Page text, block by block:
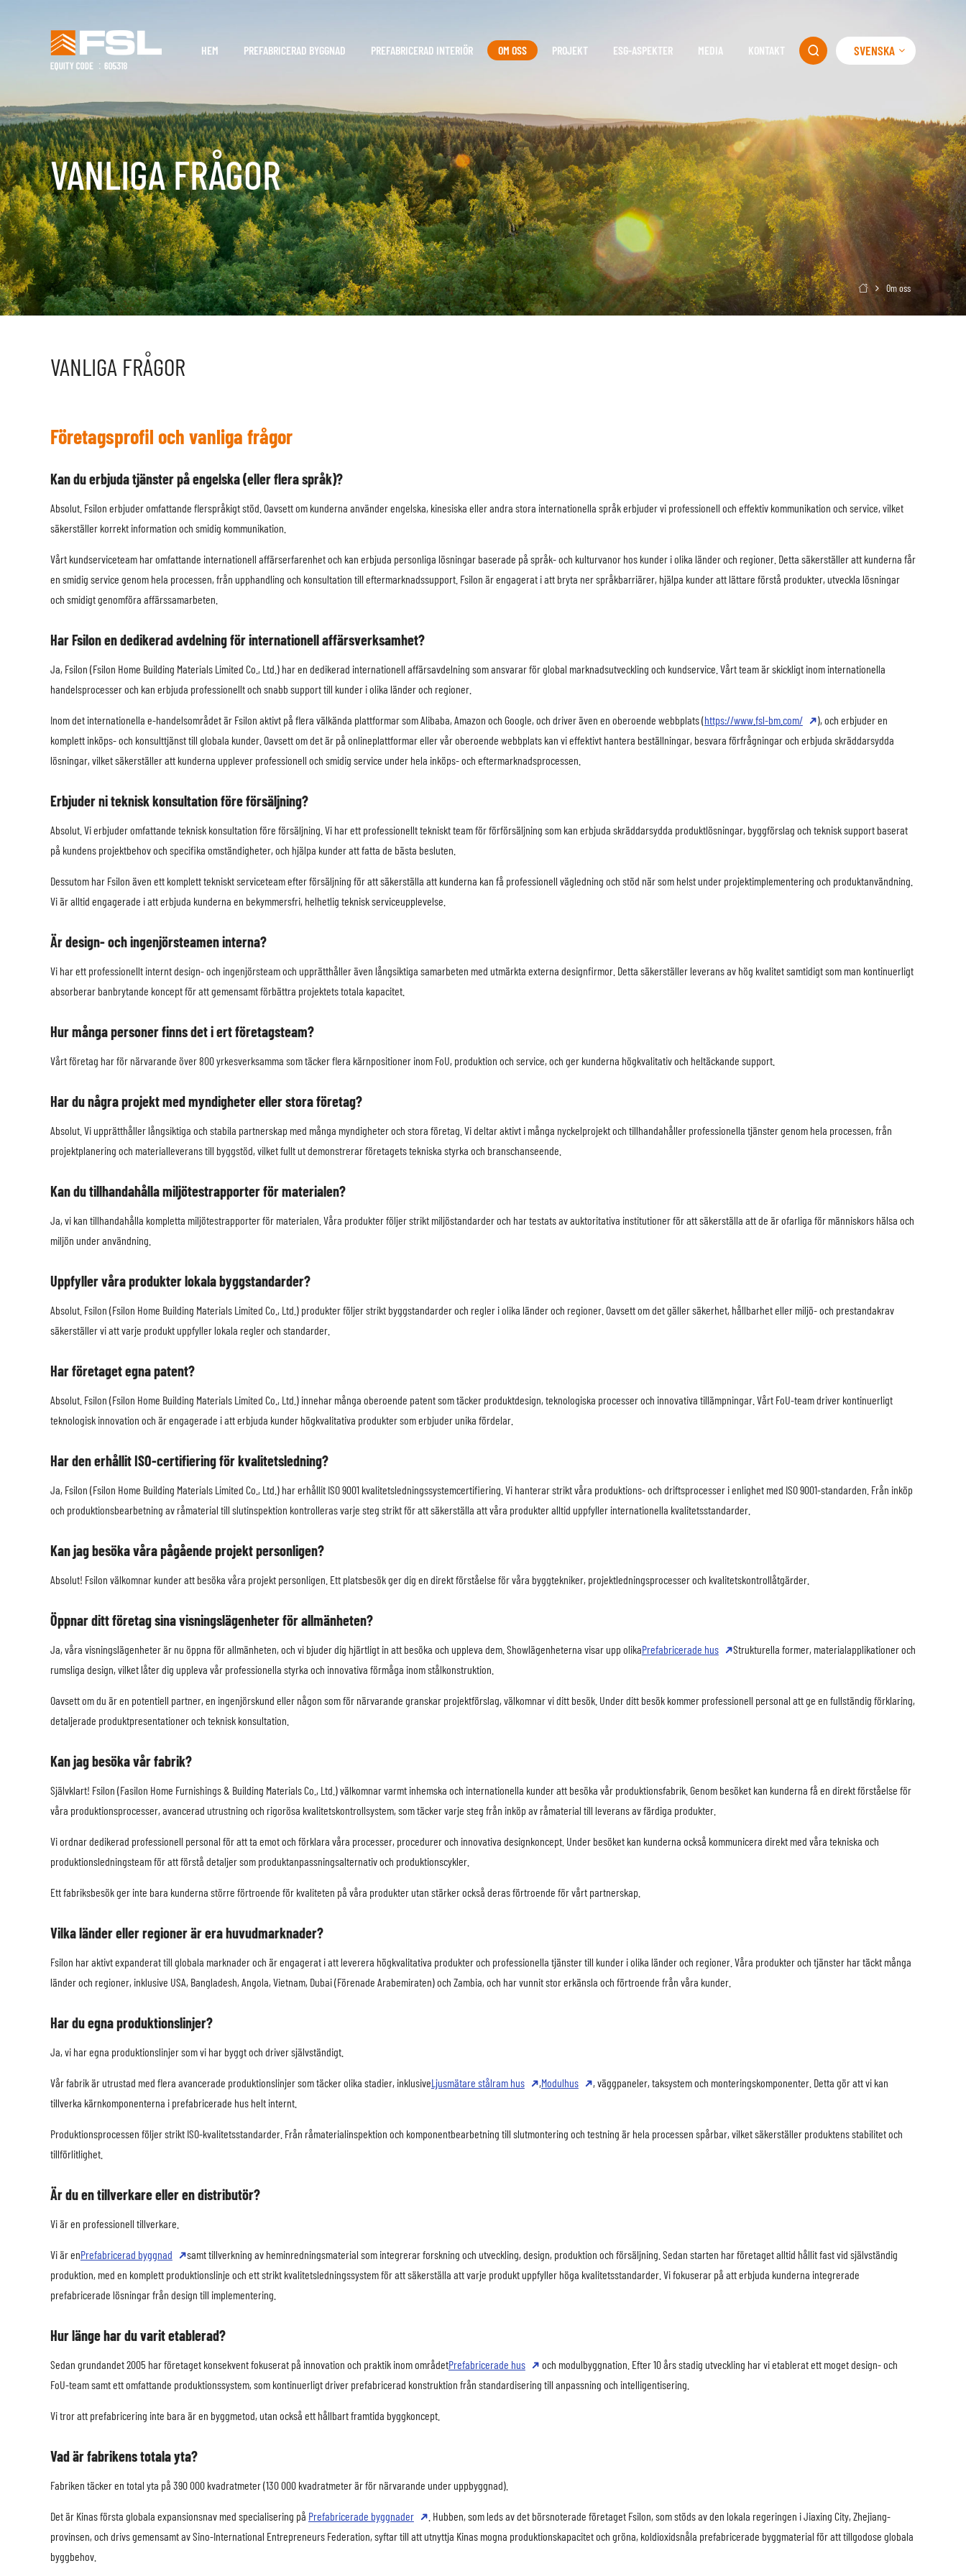
HEM PREFABRICERAD BYGGNAD PREFABRICERAD INTERIÖR OM OSS PROJEKT ESG-ASPEKTER MEDIA KONTAKT  SVENSKA
VANLIGA FRÅGOR
 Om oss
VANLIGA FRÅGOR
Företagsprofil och vanliga frågor
Kan du erbjuda tjänster på engelska (eller flera språk)?
Absolut. Fsilon erbjuder omfattande flerspråkigt stöd. Oavsett om kunderna använder engelska, kinesiska eller andra stora internationella språk erbjuder vi professionell och effektiv kommunikation och service, vilket
säkerställer korrekt information och smidig kommunikation.
Vårt kundserviceteam har omfattande internationell affärserfarenhet och kan erbjuda personliga lösningar baserade på språk- och kulturvanor hos kunder i olika länder och regioner. Detta säkerställer att kunderna får
en smidig service genom hela processen, från upphandling och konsultation till eftermarknadssupport. Fsilon är engagerat i att bryta ner språkbarriärer, hjälpa kunder att lättare förstå produkter, utveckla lösningar
och smidigt genomföra affärssamarbeten.
Har Fsilon en dedikerad avdelning för internationell affärsverksamhet?
Ja, Fsilon (Fsilon Home Building Materials Limited Co., Ltd.) har en dedikerad internationell affärsavdelning som ansvarar för global marknadsutveckling och kundservice. Vårt team är skickligt inom internationella
handelsprocesser och kan erbjuda professionellt och snabb support till kunder i olika länder och regioner.
Inom det internationella e-handelsområdet är Fsilon aktivt på flera välkända plattformar som Alibaba, Amazon och Google, och driver även en oberoende webbplats (https://www.fsl-bm.com/
), och erbjuder en
komplett inköps- och konsulttjänst till globala kunder. Oavsett om det är på onlineplattformar eller vår oberoende webbplats kan vi effektivt hantera beställningar, besvara förfrågningar och erbjuda skräddarsydda
lösningar, vilket säkerställer att kunderna upplever professionell och smidig service under hela inköps- och eftermarknadsprocessen.
Erbjuder ni teknisk konsultation före försäljning?
Absolut. Vi erbjuder omfattande teknisk konsultation före försäljning. Vi har ett professionellt tekniskt team för förförsäljning som kan erbjuda skräddarsydda produktlösningar, byggförslag och teknisk support baserat
på kundens projektbehov och specifika omständigheter, och hjälpa kunder att fatta de bästa besluten.
Dessutom har Fsilon även ett komplett tekniskt serviceteam efter försäljning för att säkerställa att kunderna kan få professionell vägledning och stöd när som helst under projektimplementering och produktanvändning.
Vi är alltid engagerade i att erbjuda kunderna en bekymmersfri, helhetlig teknisk serviceupplevelse.
Är design- och ingenjörsteamen interna?
Vi har ett professionellt internt design- och ingenjörsteam och upprätthåller även långsiktiga samarbeten med utmärkta externa designfirmor. Detta säkerställer leverans av hög kvalitet samtidigt som man kontinuerligt
absorberar banbrytande koncept för att gemensamt förbättra projektets totala kapacitet.
Hur många personer finns det i ert företagsteam?
Vårt företag har för närvarande över 800 yrkesverksamma som täcker flera kärnpositioner inom FoU, produktion och service, och ger kunderna högkvalitativ och heltäckande support.
Har du några projekt med myndigheter eller stora företag?
Absolut. Vi upprätthåller långsiktiga och stabila partnerskap med många myndigheter och stora företag. Vi deltar aktivt i många nyckelprojekt och tillhandahåller professionella tjänster genom hela processen, från
projektplanering och materialleverans till byggstöd, vilket fullt ut demonstrerar företagets tekniska styrka och branschanseende.
Kan du tillhandahålla miljötestrapporter för materialen?
Ja, vi kan tillhandahålla kompletta miljötestrapporter för materialen. Våra produkter följer strikt miljöstandarder och har testats av auktoritativa institutioner för att säkerställa att de är ofarliga för människors hälsa och
miljön under användning.
Uppfyller våra produkter lokala byggstandarder?
Absolut. Fsilon (Fsilon Home Building Materials Limited Co., Ltd.) produkter följer strikt byggstandarder och regler i olika länder och regioner. Oavsett om det gäller säkerhet, hållbarhet eller miljö- och prestandakrav
säkerställer vi att varje produkt uppfyller lokala regler och standarder.
Har företaget egna patent?
Absolut. Fsilon (Fsilon Home Building Materials Limited Co., Ltd.) innehar många oberoende patent som täcker produktdesign, teknologiska processer och innovativa tillämpningar. Vårt FoU-team driver kontinuerligt
teknologisk innovation och är engagerade i att erbjuda kunder högkvalitativa produkter som erbjuder unika fördelar.
Har den erhållit ISO-certifiering för kvalitetsledning?
Ja, Fsilon (Fsilon Home Building Materials Limited Co., Ltd.) har erhållit ISO 9001 kvalitetsledningssystemcertifiering. Vi hanterar strikt våra produktions- och driftsprocesser i enlighet med ISO 9001-standarden. Från inköp
och produktionsbearbetning av råmaterial till slutinspektion kontrolleras varje steg strikt för att säkerställa att våra produkter alltid uppfyller internationella kvalitetsstandarder.
Kan jag besöka våra pågående projekt personligen?
Absolut! Fsilon välkomnar kunder att besöka våra projekt personligen. Ett platsbesök ger dig en direkt förståelse för våra byggtekniker, projektledningsprocesser och kvalitetskontrollåtgärder.
Öppnar ditt företag sina visningslägenheter för allmänheten?
Ja, våra visningslägenheter är nu öppna för allmänheten, och vi bjuder dig hjärtligt in att besöka och uppleva dem. Showlägenheterna visar upp olikaPrefabricerade hus
Strukturella former, materialapplikationer och
rumsliga design, vilket låter dig uppleva vår professionella styrka och innovativa förmåga inom stålkonstruktion.
Oavsett om du är en potentiell partner, en ingenjörskund eller någon som för närvarande granskar projektförslag, välkomnar vi ditt besök. Under ditt besök kommer professionell personal att ge en fullständig förklaring,
detaljerade produktpresentationer och teknisk konsultation.
Kan jag besöka vår fabrik?
Självklart! Fsilon (Fasilon Home Furnishings & Building Materials Co., Ltd.) välkomnar varmt inhemska och internationella kunder att besöka vår produktionsfabrik. Genom besöket kan kunderna få en direkt förståelse för
våra produktionsprocesser, avancerad utrustning och rigorösa kvalitetskontrollsystem, som täcker varje steg från inköp av råmaterial till leverans av färdiga produkter.
Vi ordnar dedikerad professionell personal för att ta emot och förklara våra processer, procedurer och innovativa designkoncept. Under besöket kan kunderna också kommunicera direkt med våra tekniska och
produktionsledningsteam för att förstå detaljer som produktanpassningsalternativ och produktionscykler.
Ett fabriksbesök ger inte bara kunderna större förtroende för kvaliteten på våra produkter utan stärker också deras förtroende för vårt partnerskap.
Vilka länder eller regioner är era huvudmarknader?
Fsilon har aktivt expanderat till globala marknader och är engagerat i att leverera högkvalitativa produkter och professionella tjänster till kunder i olika länder och regioner. Våra produkter och tjänster har täckt många
länder och regioner, inklusive USA, Bangladesh, Angola, Vietnam, Dubai (Förenade Arabemiraten) och Zambia, och har vunnit stor erkänsla och förtroende från våra kunder.
Har du egna produktionslinjer?
Ja, vi har egna produktionslinjer som vi har byggt och driver självständigt.
Vår fabrik är utrustad med flera avancerade produktionslinjer som täcker olika stadier, inklusiveLjusmätare stålram hus ,Modulhus
, väggpaneler, taksystem och monteringskomponenter. Detta gör att vi kan
tillverka kärnkomponenterna i prefabricerade hus helt internt.
Produktionsprocessen följer strikt ISO-kvalitetsstandarder. Från råmaterialinspektion och komponentbearbetning till slutmontering och testning är hela processen spårbar, vilket säkerställer produktens stabilitet och
tillförlitlighet.
Är du en tillverkare eller en distributör?
Vi är en professionell tillverkare.
Vi är enPrefabricerad byggnad
samt tillverkning av heminredningsmaterial som integrerar forskning och utveckling, design, produktion och försäljning. Sedan starten har företaget alltid hållit fast vid självständig
produktion, med en komplett produktionslinje och ett strikt kvalitetsledningssystem för att säkerställa att varje produkt uppfyller höga kvalitetsstandarder. Vi fokuserar på att erbjuda kunderna integrerade
prefabricerade lösningar från design till implementering.
Hur länge har du varit etablerad?
Sedan grundandet 2005 har företaget konsekvent fokuserat på innovation och praktik inom områdetPrefabricerade hus
och modulbyggnation. Efter 10 års stadig utveckling har vi etablerat ett moget design- och
FoU-team samt ett omfattande produktionssystem, som kontinuerligt driver prefabricerad konstruktion från standardisering till anpassning och intelligentisering.
Vi tror att prefabricering inte bara är en byggmetod, utan också ett hållbart framtida byggkoncept.
Vad är fabrikens totala yta?
Fabriken täcker en total yta på 390 000 kvadratmeter (130 000 kvadratmeter är för närvarande under uppbyggnad).
Det är Kinas första globala expansionsnav med specialisering på Prefabricerade byggnader
. Hubben, som leds av det börsnoterade företaget Fsilon, som stöds av den lokala regeringen i Jiaxing City, Zhejiang-
provinsen, och drivs gemensamt av Sino-International Entrepreneurs Federation, syftar till att utnyttja Kinas mogna produktionskapacitet och gröna, koldioxidsnåla prefabricerade byggmaterial för att tillgodose globala
byggbehov.